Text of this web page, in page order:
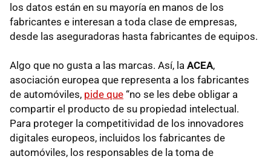
los datos están en su mayoría en manos de los
fabricantes e interesan a toda clase de empresas,
desde las aseguradoras hasta fabricantes de equipos.
Algo que no gusta a las marcas. Así, la ACEA,
asociación europea que representa a los fabricantes
de automóviles, pide que “no se les debe obligar a
compartir el producto de su propiedad intelectual.
Para proteger la competitividad de los innovadores
digitales europeos, incluidos los fabricantes de
automóviles, los responsables de la toma de